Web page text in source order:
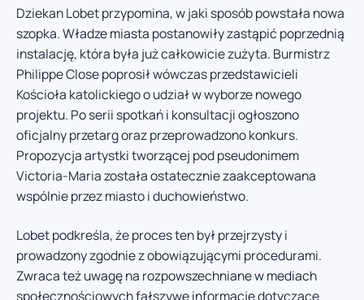
Dziekan Lobet przypomina, w jaki sposób powstała nowa
szopka. Władze miasta postanowiły zastąpić poprzednią
instalację, która była już całkowicie zużyta. Burmistrz
Philippe Close poprosił wówczas przedstawicieli
Kościoła katolickiego o udział w wyborze nowego
projektu. Po serii spotkań i konsultacji ogłoszono
oficjalny przetarg oraz przeprowadzono konkurs.
Propozycja artystki tworzącej pod pseudonimem
Victoria-Maria została ostatecznie zaakceptowana
wspólnie przez miasto i duchowieństwo.
Lobet podkreśla, że proces ten był przejrzysty i
prowadzony zgodnie z obowiązującymi procedurami.
Zwraca też uwagę na rozpowszechniane w mediach
społecznościowych fałszywe informacje dotyczące